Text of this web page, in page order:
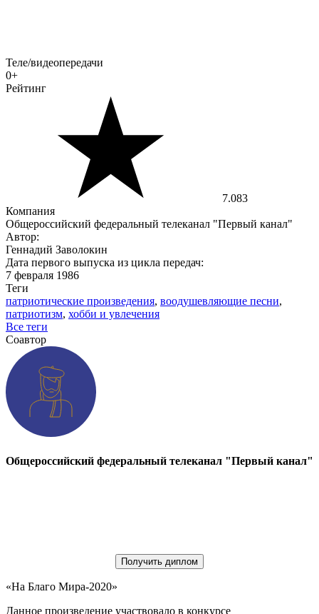
Теле/видеопередачи
0+
Рейтинг
7.083
Компания
Общероссийский федеральный телеканал "Первый канал"
Автор:
Геннадий Заволокин
Дата первого выпуска из цикла передач:
7 февраля 1986
Теги
патриотические произведения, воодушевляющие песни,
патриотизм, хобби и увлечения
Все теги
Соавтор
Общероссийский федеральный телеканал "Первый канал"
Получить диплом
«На Благо Мира-2020»
Данное произведение участвовало в конкурсе